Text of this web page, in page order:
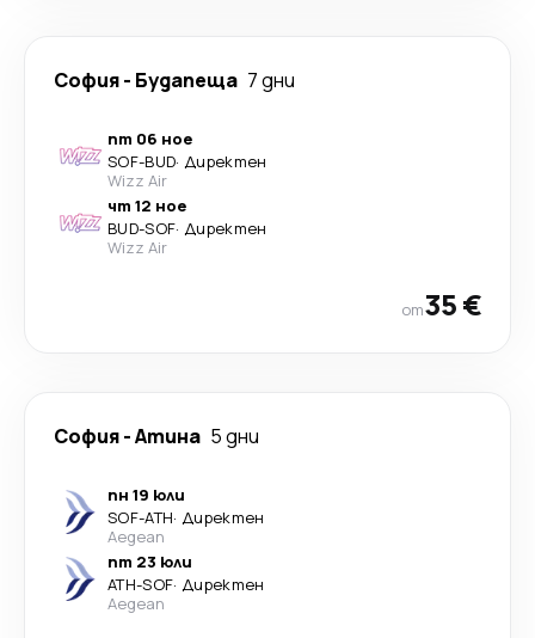
София- Будапеща 7 дни
пт 06 ное
SOF-BUD· Директен
Wizz Air
чт 12 ное
BUD-SOF· Директен
Wizz Air
от35 €
София-Атина 5 дни
пн 19 юли
SOF-ATH· Директен
Aegean
пт 23 юли
ATH-SOF· Директен
Aegean